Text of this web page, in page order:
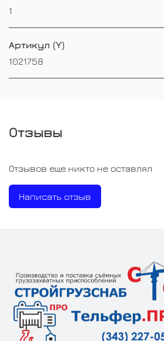
1
Артикул (Y)
1021758
Отзывы
Отзывов еще никто не оставлял
Написать отзыв